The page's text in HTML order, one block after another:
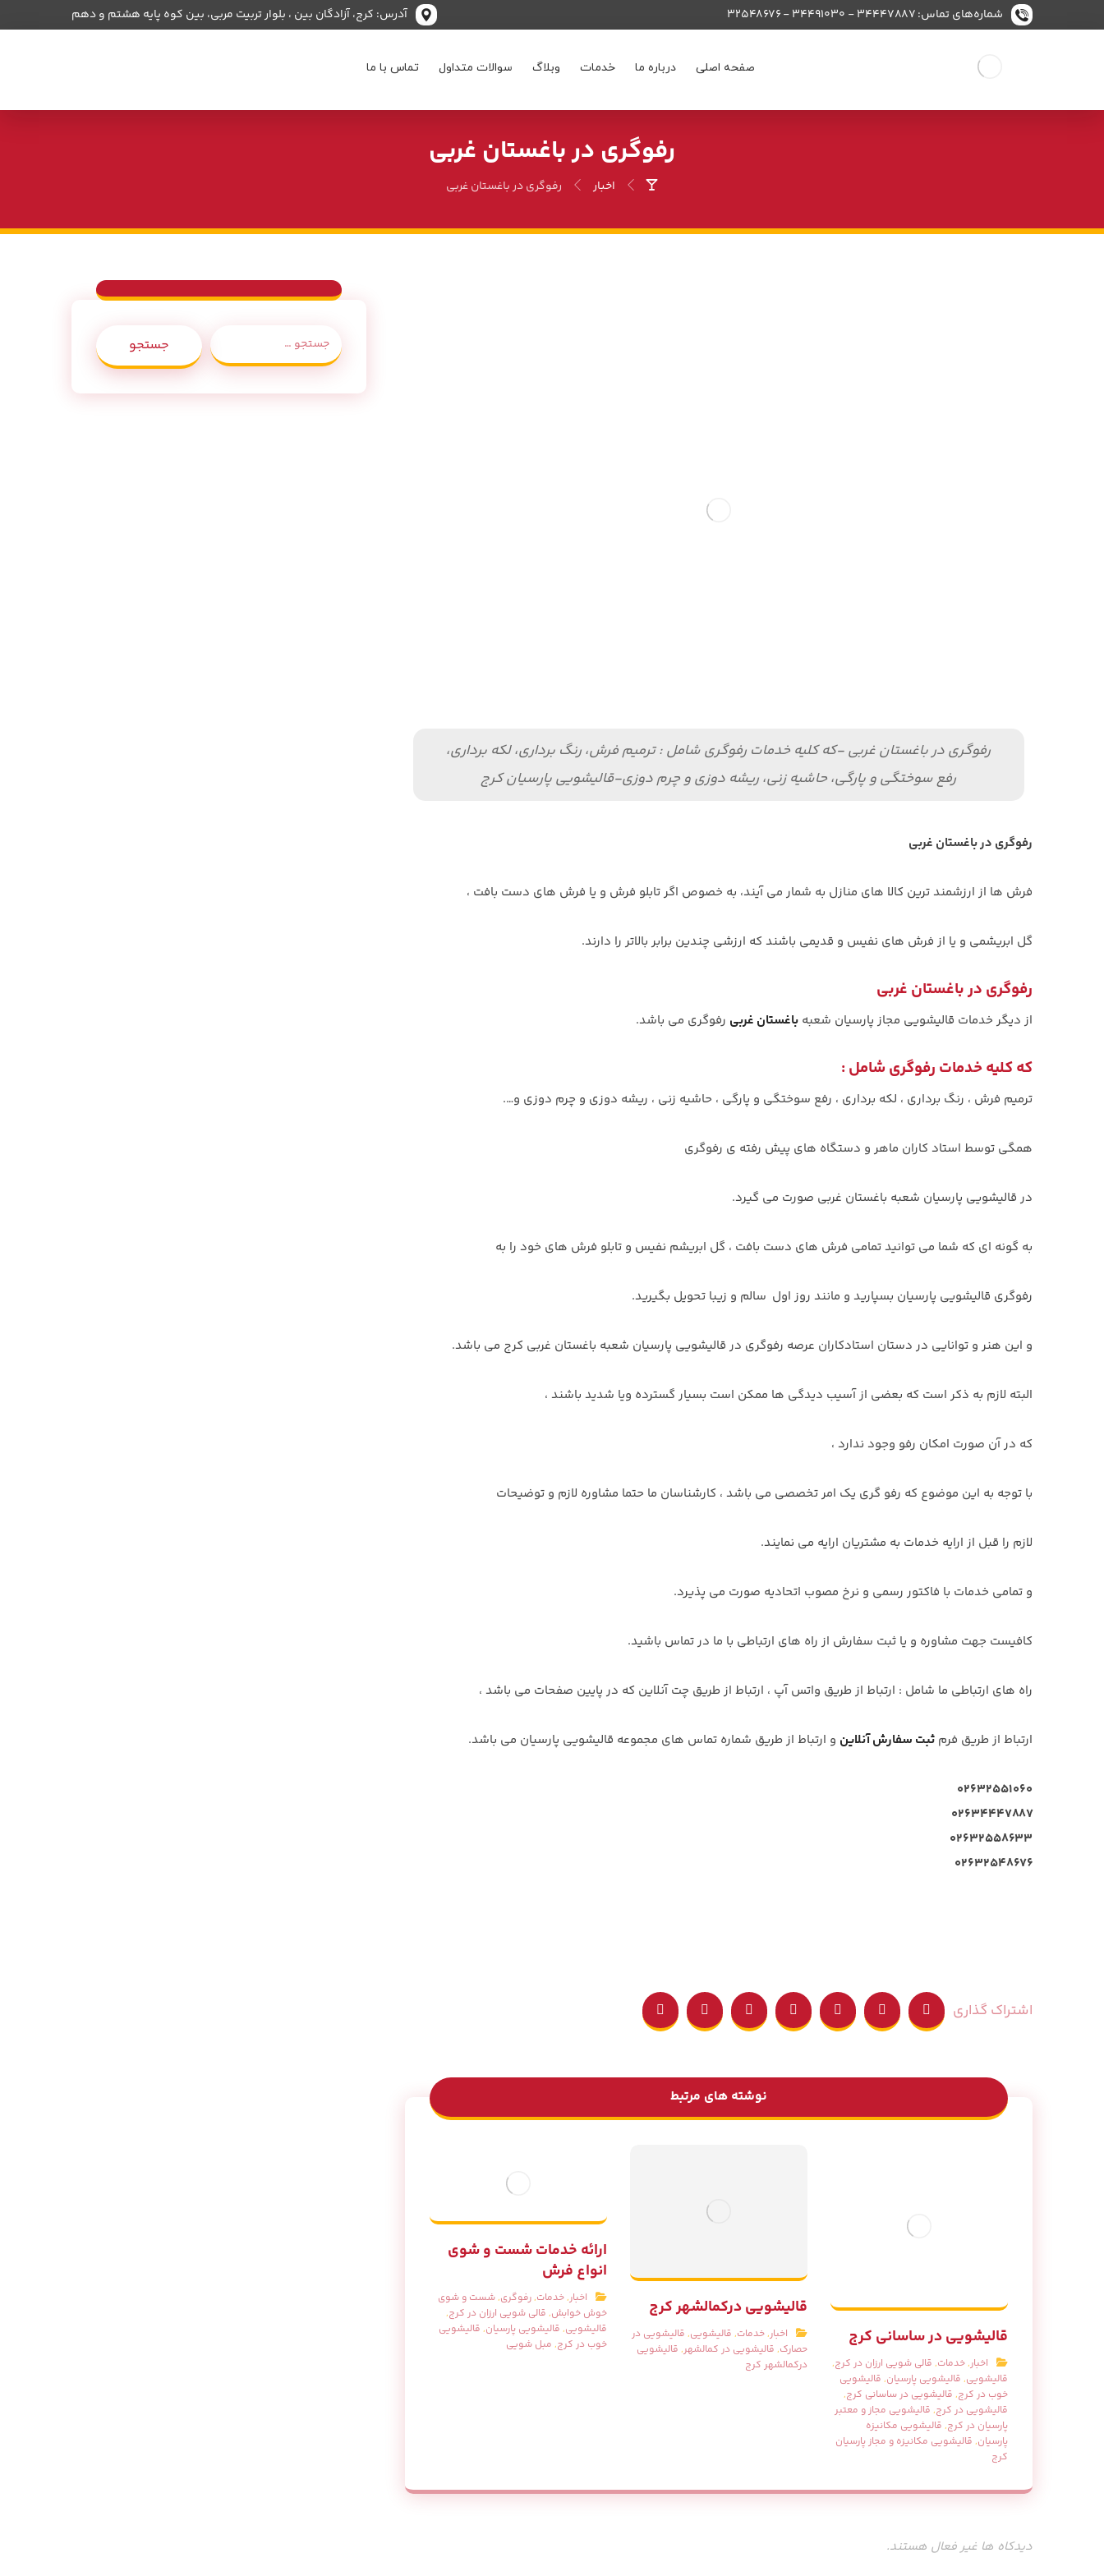
شماره‌های تماس: ۳۴۴۴۷۸۸۷ - ۳۴۴۹۱۰۳۰ - ۳۲۵۴۸۶۷۶ آدرس: کرج، آزادگان بین ، بلوار تربیت مربی، بین کوه پایه هشتم و دهم
صفحه اصلی درباره ما خدمات وبلاگ سوالات متداول تماس با ما
رفوگری در باغستان غربی
اخبار رفوگری در باغستان غربی
رفوگری در باغستان غربی -که کلیه خدمات رفوگری شامل : ترمیم فرش، رنگ برداری، لکه برداری،
رفع سوختگی و پارگی، حاشیه زنی، ریشه دوزی و چرم دوزی-قالیشویی پارسیان کرج
رفوگری در باغستان غربی
فرش ها از ارزشمند ترین کالا های منازل به شمار می آیند، به خصوص اگر تابلو فرش و یا فرش های دست بافت ،
گل ابریشمی و یا از فرش های نفیس و قدیمی باشند که ارزشی چندین برابر بالاتر را دارند.
رفوگری در باغستان غربی
از دیگر خدمات قالیشویی مجاز پارسیان شعبه باغستان غربی رفوگری می باشد.
که کلیه خدمات رفوگری شامل :
ترمیم فرش ، رنگ برداری ، لکه برداری ، رفع سوختگی و پارگی ، حاشیه زنی ، ریشه دوزی و چرم دوزی و….
همگی توسط استاد کاران ماهر و دستگاه های پیش رفته ی رفوگری
در قالیشویی پارسیان شعبه باغستان غربی صورت می گیرد.
به گونه ای که شما می توانید تمامی فرش های دست بافت ، گل ابریشم نفیس و تابلو فرش های خود را به
رفوگری قالیشویی پارسیان بسپارید و مانند روز اول سالم و زیبا تحویل بگیرید.
و این هنر و توانایی در دستان استادکاران عرصه رفوگری در قالیشویی پارسیان شعبه باغستان غربی کرج می باشد.
البته لازم به ذکر است که بعضی از آسیب دیدگی ها ممکن است بسیار گسترده ویا شدید باشند ،
که در آن صورت امکان رفو وجود ندارد ،
با توجه به این موضوع که رفو گری یک امر تخصصی می باشد ، کارشناسان ما حتما مشاوره لازم و توضیحات
لازم را قبل از ارایه خدمات به مشتریان ارایه می نمایند.
و تمامی خدمات با فاکتور رسمی و نرخ مصوب اتحادیه صورت می پذیرد.
کافیست جهت مشاوره و یا ثبت سفارش از راه های ارتباطی با ما در تماس باشید.
راه های ارتباطی ما شامل : ارتباط از طریق واتس آپ ، ارتباط از طریق چت آنلاین که در پایین صفحات می باشد ،
ارتباط از طریق فرم ثبت سفارش آنلاین و ارتباط از طریق شماره تماس های مجموعه قالیشویی پارسیان می باشد.
۰۲۶۳۲۵۵۱۰۶۰
۰۲۶۳۴۴۴۷۸۸۷
۰۲۶۳۲۵۵۸۶۳۳
۰۲۶۳۲۵۴۸۶۷۶
نوشته های مرتبط
قالیشویی در ساسانی کرج
اخبار,خدمات, قالی شویی ارزان در کرج,
قالیشویی, قالیشویی پارسیان, قالیشویی
خوب در کرج, قالیشویی در ساسانی کرج,
قالیشویی در کرج, قالیشویی مجاز و معتبر
پارسیان در کرج, قالیشویی مکانیزه
پارسیان, قالیشویی مکانیزه و مجاز پارسیان
کرج
قالیشویی درکمالشهر کرج
اخبار,خدمات, قالیشویی, قالیشویی در
حصارک, قالیشویی در کمالشهر, قالیشویی
درکمالشهر کرج
ارائه خدمات شست و شوی
انواع فرش
اخبار,خدمات,رفوگری,شست و شوی
خوش خوابش, قالی شویی ارزان در کرج,
قالیشویی, قالیشویی پارسیان, قالیشویی
خوب در کرج, مبل شویی
دیدکاه ها غیر فعال هستند.